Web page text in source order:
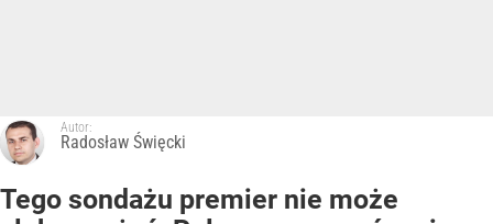
Autor:
Radosław Święcki
Tego sondażu premier nie może